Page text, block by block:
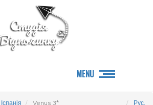
MENU
Іспанія Venus 3* Рус.